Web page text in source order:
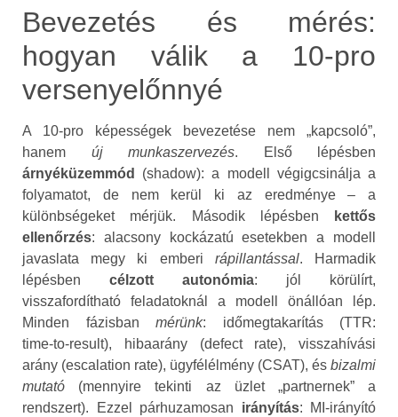
Bevezetés és mérés:
hogyan válik a 10‑pro
versenyelőnnyé
A 10‑pro képességek bevezetése nem „kapcsoló”,
hanem új munkaszervezés. Első lépésben
árnyéküzemmód
(shadow): a modell végigcsinálja a
folyamatot, de nem kerül ki az eredménye – a
különbségeket mérjük. Második lépésben
kettős
ellenőrzés: alacsony kockázatú esetekben a modell
javaslata megy ki emberi rápillantással. Harmadik
lépésben célzott autonómia: jól körülírt,
visszafordítható feladatoknál a modell önállóan lép.
Minden fázisban mérünk: időmegtakarítás (TTR:
time‑to‑result), hibaarány (defect rate), visszahívási
arány (escalation rate), ügyfélélmény (CSAT), és bizalmi
mutató (mennyire tekinti az üzlet „partnernek” a
rendszert). Ezzel párhuzamosan irányítás: MI‑irányító